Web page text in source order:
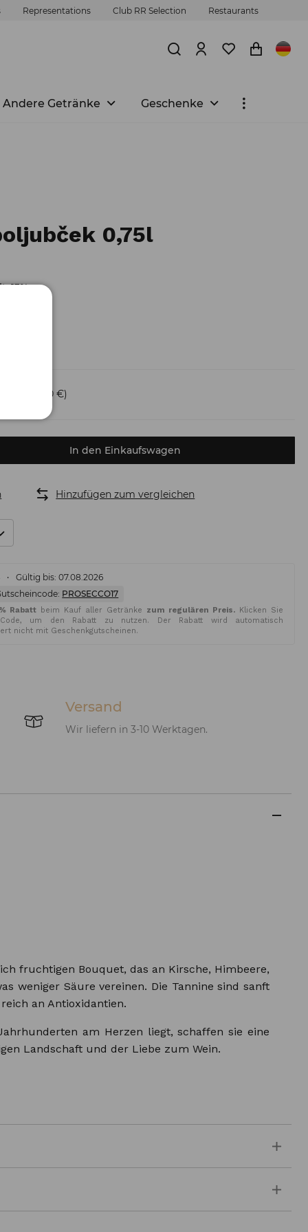
Representations Club RR Selection Restaurants
Andere Getränke Geschenke
0,75l
13%
(6,50 €)
In den Einkaufswagen
Hinzufügen zum vergleichen
Gültig bis: 07.08.2026
PROSECCO17
Rabatt beim Kauf aller Getränke zum regulären Preis. Klicken Sie
um den Rabatt zu nutzen. Der Rabatt wird automatisch
nicht mit Geschenkgutscheinen.
Versand
Wir liefern in 3-10 Werktagen.
fruchtigen Bouquet, das an Kirsche, Himbeere,
weniger Säure vereinen. Die Tannine sind sanft
an Antioxidantien.
am Herzen liegt, schaffen sie eine
Landschaft und der Liebe zum Wein.